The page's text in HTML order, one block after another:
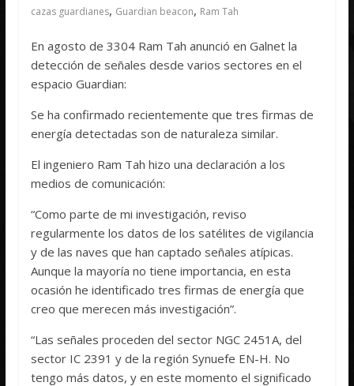
cazas guardianes, Guardian beacon, Ram Tah
En agosto de 3304 Ram Tah anunció en Galnet la
detección de señales desde varios sectores en el
espacio Guardian:
Se ha confirmado recientemente que tres firmas de
energía detectadas son de naturaleza similar.
El ingeniero Ram Tah hizo una declaración a los
medios de comunicación:
“Como parte de mi investigación, reviso
regularmente los datos de los satélites de vigilancia
y de las naves que han captado señales atípicas.
Aunque la mayoría no tiene importancia, en esta
ocasión he identificado tres firmas de energía que
creo que merecen más investigación”.
“Las señales proceden del sector NGC 2451A, del
sector IC 2391 y de la región Synuefe EN-H. No
tengo más datos, y en este momento el significado